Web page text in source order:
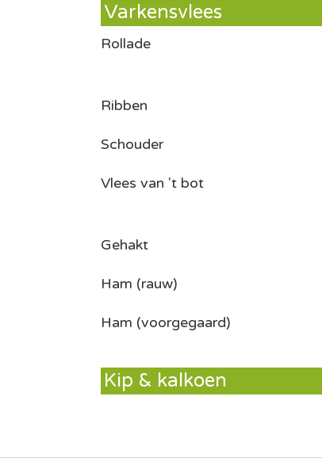
Varkensvlees
Rollade
Ribben
Schouder
Vlees van 't bot
Gehakt
Ham (rauw)
Ham (voorgegaard)
Kip & kalkoen